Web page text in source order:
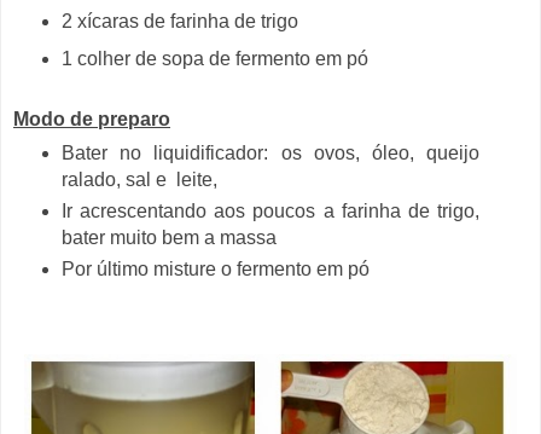
2 xícaras de farinha de trigo
1 colher de sopa de fermento em pó
Modo de preparo
Bater no liquidificador: os ovos, óleo, queijo
ralado, sal e leite,
Ir acrescentando aos poucos a farinha de trigo,
bater muito bem a massa
Por último misture o fermento em pó